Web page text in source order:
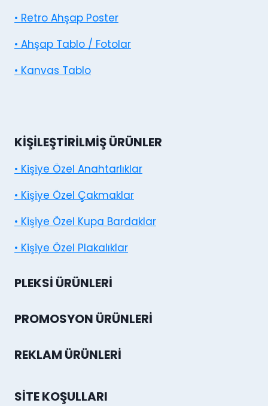
• Retro Ahşap Poster
• Ahşap Tablo / Fotolar
• Kanvas Tablo
KIŞILEŞTIRILMIŞ ÜRÜNLER
• Kişiye Özel Anahtarlıklar
• Kişiye Özel Çakmaklar
• Kişiye Özel Kupa Bardaklar
• Kişiye Özel Plakalıklar
PLEKSI ÜRÜNLERI
PROMOSYON ÜRÜNLERI
REKLAM ÜRÜNLERI
SITE KOŞULLARI